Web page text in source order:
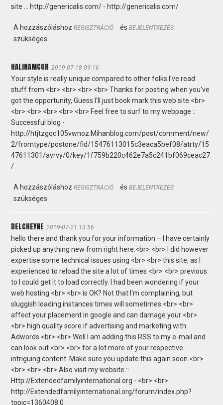
site ... http://genericalis.com/ - http://genericalis.com/
A hozzászóláshozREGISZTRÁCIÓ ésBEJELENTKEZÉS
szükséges
HALINAMCGR 2019-07-18 09:16
Your style is really unique compared to other folks I've read
stuff from.<br> <br> <br> <br> Thanks for posting when you've
got the opportunity, Guess I'll just book mark this web site.<br>
<br> <br> <br> <br> <br> Feel free to surf to my webpage ::
Successful blog -
http://htjtzgqc105vwnoz.Mihanblog.com/post/comment/new/
2/fromtype/postone/fid/15476113015c3eaca5bef08/atrty/15
47611301/avrvy/0/key/1f759b220c462e7a5c241bf069ceac27
/
A hozzászóláshozREGISZTRÁCIÓ ésBEJELENTKEZÉS
szükséges
DELCHEYNE 2019-07-21 13:56
hello there and thank you for your information – I have certainly
picked up anything new from right here.<br> <br> I did however
expertise some technical issues using <br> <br> this site, as I
experienced to reload the site a lot of times <br> <br> previous
to I could get it to load correctly. I had been wondering if your
web hosting <br> <br> is OK? Not that I'm complaining, but
sluggish loading instances times will sometimes <br> <br>
affect your placement in google and can damage your <br>
<br> high quality score if advertising and marketing with
Adwords.<br> <br> Well I am adding this RSS to my e-mail and
can look out <br> <br> for a lot more of your respective
intriguing content. Make sure you update this again soon.<br>
<br> <br> <br> Also visit my website ::
Http://Extendedfamilyinternational.org - <br> <br>
http://Extendedfamilyinternational.org/forum/index.php?
topic=1360408.0